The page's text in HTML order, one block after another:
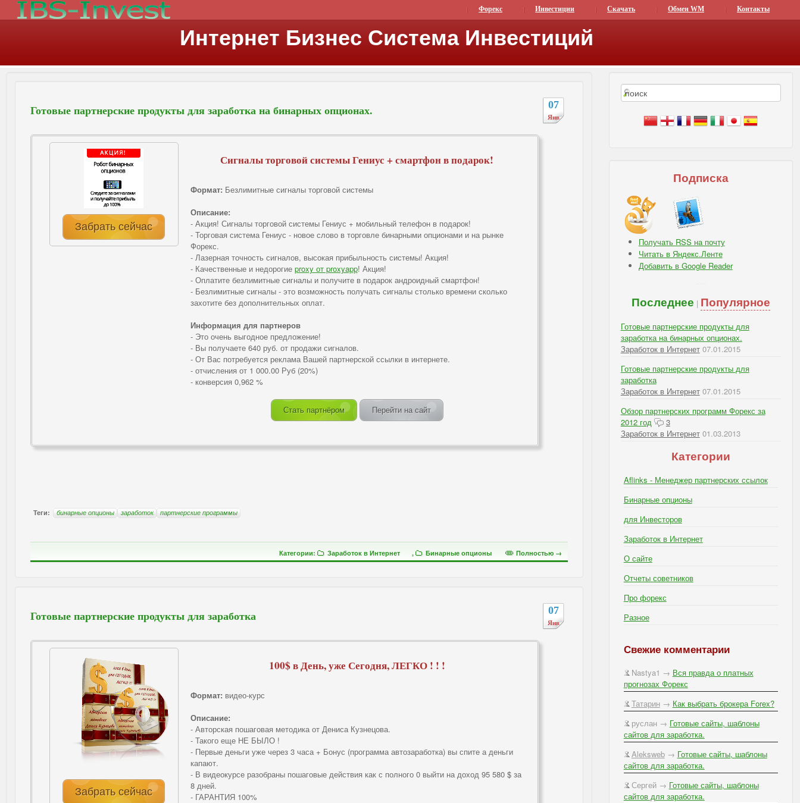
Форекс Инвестиции Скачать Обмен WM Контакты
Интернет Бизнес Система Инвестиций
07
Янв
Готовые партнерские продукты для заработка на бинарных опционах.
Забрать сейчас
Сигналы торговой системы Гениус + смартфон в подарок!
Формат: Безлимитные сигналы торговой системы
Описание:
- Акция! Сигналы торговой системы Гениус + мобильный телефон в подарок!
- Торговая система Гениус - новое слово в торговле бинарными опционами и на рынке
Форекс.
- Лазерная точность сигналов, высокая прибыльность системы! Акция!
- Качественные и недорогие proxy от proxyapp! Акция!
- Оплатите безлимитные сигналы и получите в подарок андроидный смартфон!
- Безлимитные сигналы - это возможность получать сигналы столько времени сколько
захотите без дополнительных оплат.
Информация для партнеров
- Это очень выгодное предложение!
- Вы получаете 640 руб. от продажи сигналов.
- От Вас потребуется реклама Вашей партнерской ссылки в интернете.
- отчисления от 1 000.00 Руб (20%)
- конверсия 0,962 %
Стать партнёром Перейти на сайт
Теги: бинарные опционы заработок партнерские программы
Категории: Заработок в Интернет , Бинарные опционы Полностью →
07
Янв
Готовые партнерские продукты для заработка
Забрать сейчас
100$ в День, уже Сегодня, ЛЕГКО ! ! !
Формат: видео-курс
Описание:
- Авторская пошаговая методика от Дениса Кузнецова.
- Такого еще НЕ БЫЛО !
- Первые деньги уже через 3 часа + Бонус (программа автозаработка) вы спите а деньги
капают.
- В видеокурсе разобраны пошаговые действия как с полного 0 выйти на доход 95 580 $ за
8 дней.
- ГАРАНТИЯ 100%
Подписка
Получать RSS на почту
Читать в Яндекс.Ленте
Добавить в Google Reader
Последнее | Популярное
Готовые партнерские продукты для
заработка на бинарных опционах.
Заработок в Интернет07.01.2015
Готовые партнерские продукты для
заработка
Заработок в Интернет07.01.2015
Обзор партнерских программ Форекс за
2012 год
3
Заработок в Интернет01.03.2013
Категории
Aflinks - Менеджер партнерских ссылок
Бинарные опционы
для Инвесторов
Заработок в Интернет
О сайте
Отчеты советников
Про форекс
Разное
Свежие комментарии
Nastya1 → Вся правда о платных
прогнозах Форекс
Татарин→ Как выбрать брокера Forex?
руслан → Готовые сайты, шаблоны
сайтов для заработка.
Aleksweb→ Готовые сайты, шаблоны
сайтов для заработка.
Сергей → Готовые сайты, шаблоны
сайтов для заработка.